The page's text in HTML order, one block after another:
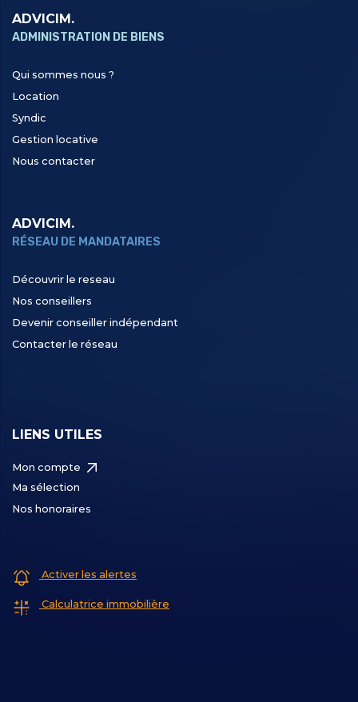
ADVICIM.
ADMINISTRATION DE BIENS
Qui sommes nous ?
Location
Syndic
Gestion locative
Nous contacter
ADVICIM.
RÉSEAU DE MANDATAIRES
Découvrir le reseau
Nos conseillers
Devenir conseiller indépendant
Contacter le réseau
LIENS UTILES
Mon compte
Ma sélection
Nos honoraires
Activer les alertes
Calculatrice immobilière